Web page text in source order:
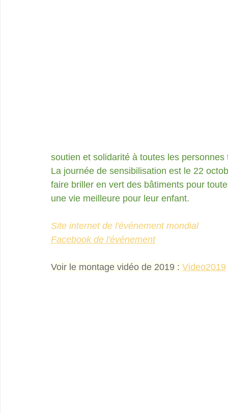
soutien et solidarité à toutes les
La journée de sensibilisation est le 22
faire briller en vert des bâtiments pour
une vie meilleure pour leur enfant.
Site internet de l'événement mondial
Facebook de l'événement
Voir le montage vidéo de 2019 : Video2019